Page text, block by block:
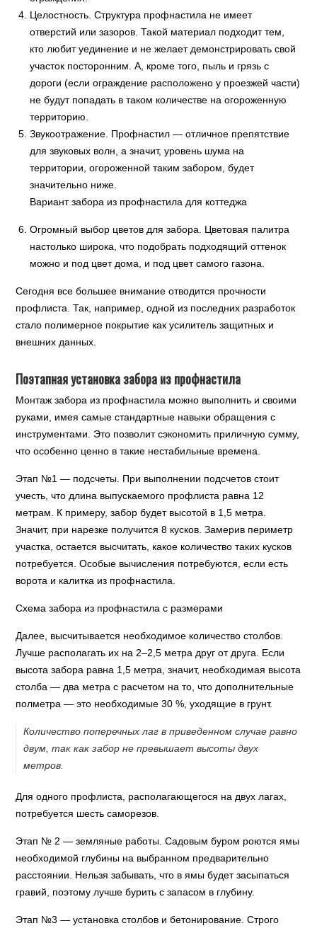
Целостность. Структура профнастила не имеет
отверстий или зазоров. Такой материал подходит тем,
кто любит уединение и не желает демонстрировать свой
участок посторонним. А, кроме того, пыль и грязь с
дороги (если ограждение расположено у проезжей части)
не будут попадать в таком количестве на огороженную
территорию.
Звукоотражение. Профнастил — отличное препятствие
для звуковых волн, а значит, уровень шума на
территории, огороженной таким забором, будет
значительно ниже.
Вариант забора из профнастила для коттеджа
Огромный выбор цветов для забора. Цветовая палитра
настолько широка, что подобрать подходящий оттенок
можно и под цвет дома, и под цвет самого газона.
Сегодня все большее внимание отводится прочности
профлиста. Так, например, одной из последних разработок
стало полимерное покрытие как усилитель защитных и
внешних данных.
Поэтапная установка забора из профнастила
Монтаж забора из профнастила можно выполнить и своими
руками, имея самые стандартные навыки обращения с
инструментами. Это позволит сэкономить приличную сумму,
что особенно ценно в такие нестабильные времена.
Этап №1 — подсчеты. При выполнении подсчетов стоит
учесть, что длина выпускаемого профлиста равна 12
метрам. К примеру, забор будет высотой в 1,5 метра.
Значит, при нарезке получится 8 кусков. Замерив периметр
участка, остается высчитать, какое количество таких кусков
потребуется. Особые вычисления потребуются, если есть
ворота и калитка из профнастила.
Схема забора из профнастила с размерами
Далее, высчитывается необходимое количество столбов.
Лучше располагать их на 2–2,5 метра друг от друга. Если
высота забора равна 1,5 метра, значит, необходимая высота
столба — два метра с расчетом на то, что дополнительные
полметра — это необходимые 30 %, уходящие в грунт.
Количество поперечных лаг в приведенном случае равно
двум, так как забор не превышает высоты двух
метров.
Для одного профлиста, располагающегося на двух лагах,
потребуется шесть саморезов.
Этап № 2 — земляные работы. Садовым буром роются ямы
необходимой глубины на выбранном предварительно
расстоянии. Нельзя забывать, что в ямы будет засыпаться
гравий, поэтому лучше бурить с запасом в глубину.
Этап №3 — установка столбов и бетонирование. Строго